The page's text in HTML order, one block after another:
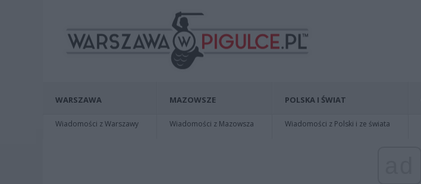
WARSZAWA
Wiadomości z Warszawy
MAZOWSZE
Wiadomości z Mazowsza
POLSKA I ŚWIAT
Wiadomości z Polski i ze świata